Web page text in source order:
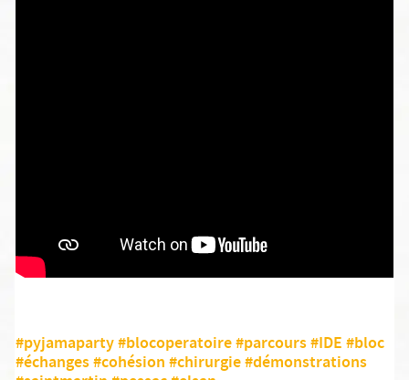
#pyjamaparty#blocoperatoire#parcours#IDE#bloc
#échanges#cohésion#chirurgie#démonstrations